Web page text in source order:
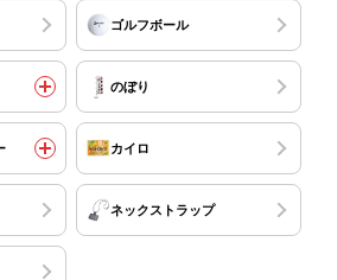
ゴルフボール
のぼり
カイロ
ネックストラップ